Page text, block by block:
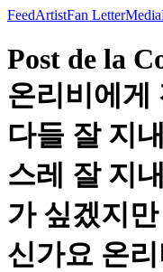
FeedArtistFan LetterMedia
Post de la
온리비에게
다들 잘 지
스레 잘 지
가 싶겠지
신가요 온